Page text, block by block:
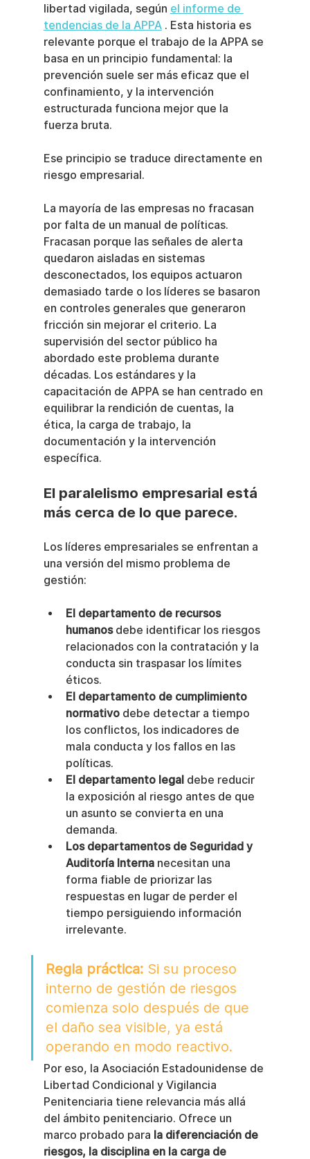
libertad vigilada, según el informe de
tendencias de la APPA . Esta historia es
relevante porque el trabajo de la APPA se
basa en un principio fundamental: la
prevención suele ser más eficaz que el
confinamiento, y la intervención
estructurada funciona mejor que la
fuerza bruta.
Ese principio se traduce directamente en
riesgo empresarial.
La mayoría de las empresas no fracasan
por falta de un manual de políticas.
Fracasan porque las señales de alerta
quedaron aisladas en sistemas
desconectados, los equipos actuaron
demasiado tarde o los líderes se basaron
en controles generales que generaron
fricción sin mejorar el criterio. La
supervisión del sector público ha
abordado este problema durante
décadas. Los estándares y la
capacitación de APPA se han centrado en
equilibrar la rendición de cuentas, la
ética, la carga de trabajo, la
documentación y la intervención
específica.
El paralelismo empresarial está
más cerca de lo que parece.
Los líderes empresariales se enfrentan a
una versión del mismo problema de
gestión:
El departamento de recursos
humanos debe identificar los riesgos
relacionados con la contratación y la
conducta sin traspasar los límites
éticos.
El departamento de cumplimiento
normativo debe detectar a tiempo
los conflictos, los indicadores de
mala conducta y los fallos en las
políticas.
El departamento legal debe reducir
la exposición al riesgo antes de que
un asunto se convierta en una
demanda.
Los departamentos de Seguridad y
Auditoría Interna necesitan una
forma fiable de priorizar las
respuestas en lugar de perder el
tiempo persiguiendo información
irrelevante.
Regla práctica: Si su proceso
interno de gestión de riesgos
comienza solo después de que
el daño sea visible, ya está
operando en modo reactivo.
Por eso, la Asociación Estadounidense de
Libertad Condicional y Vigilancia
Penitenciaria tiene relevancia más allá
del ámbito penitenciario. Ofrece un
marco probado para la diferenciación de
riesgos, la disciplina en la carga de